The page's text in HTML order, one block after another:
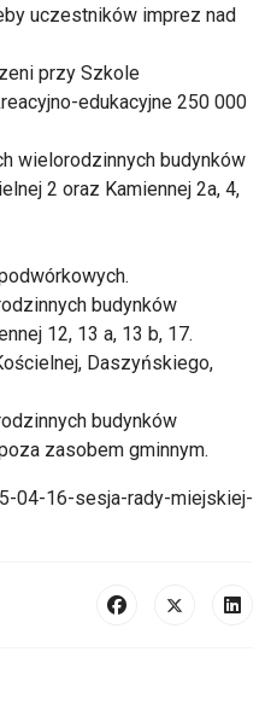
uczestników imprez nad
przy Szkole
edukacyjne 250 000
wielorodzinnych budynków
2 oraz Kamiennej 2a, 4,
budynków
12, 13 a, 13 b, 17.
Daszyńskiego,
budynków
zasobem gminnym.
04-16-sesja-rady-miejskiej-